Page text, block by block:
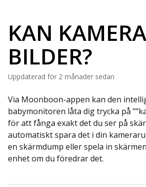
KAN
BILDER?
Uppdaterad för 2 månader sedan
Via Moonboon-appen kan den
babymonitoren låta dig trycka på
för att fånga exakt det du ser på
automatiskt spara det i din
en skärmdump eller spela in
enhet om du föredrar det.